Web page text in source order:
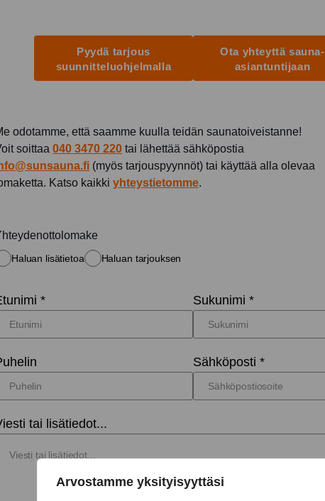
Arvostamme yksityisyyttäsi
Pyydä tarjous
suunnitteluohjelmalla
Ota yhteyttä sauna-
asiantuntijaan
odotamme, että saamme kuulla teidän saunatoiveistanne!
soittaa 040 3470 220 tai lähettää sähköpostia
(myös tarjouspyynnöt) tai käyttää alla olevaa
Katso kaikki yhteystietomme.
Haluan lisätietoa Haluan tarjouksen
* Sukunimi *
Sähköposti *
tai lisätiedot...